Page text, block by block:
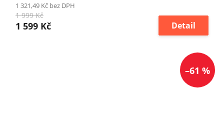
1 321,49 Kč bez DPH
1 999 Kč
1 599 Kč Detail
–61 %